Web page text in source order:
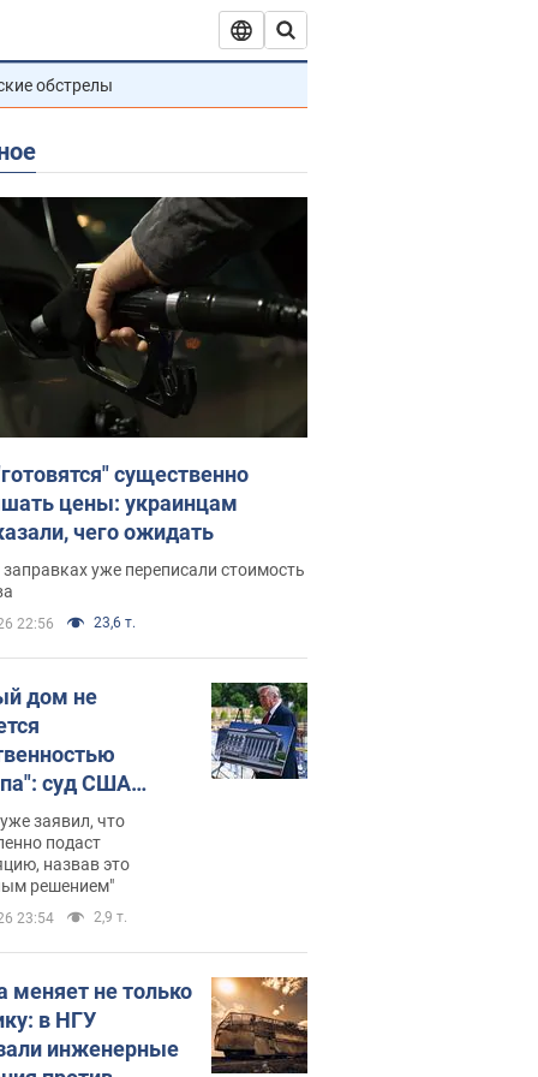
обстрелы
существенно
цены: украинцам
чего ожидать
уже переписали стоимость
22:56 23,6 т.
дом не
суд США
зала
400 млн
заявил, что
подаст
назвав это
решением"
23:54 2,9 т.
меняет не только
в НГУ
инженерные